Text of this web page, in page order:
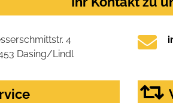
4
Dasing/Lindl